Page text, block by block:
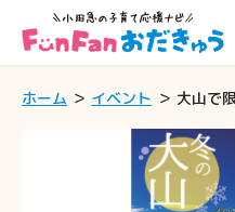
ホーム イベント